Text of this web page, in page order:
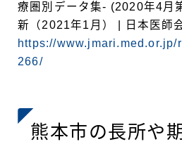
療圏別データ集- (2020年4月
新（2021年1月） | 日本医師
https://
266/
熊本市の長所や